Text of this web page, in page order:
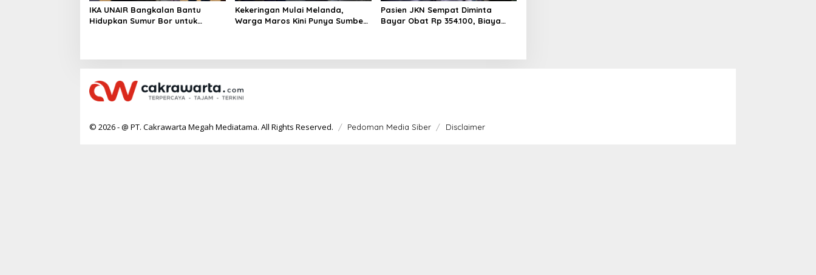
IKA UNAIR Bangkalan Bantu
Hidupkan Sumur Bor untuk
Kekeringan Mulai Melanda,
Warga Maros Kini Punya Sumber
Pasien JKN Sempat Diminta
Bayar Obat Rp 354.100, Biaya
© 2026 - @ PT. Cakrawarta Megah Mediatama. All Rights Reserved. Pedoman Media Siber Disclaimer